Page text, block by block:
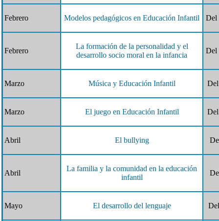
Febrero Modelos pedagógicos en Educación Infantil Del
Febrero
La formación de la personalidad y el
desarrollo socio moral en la infancia
Del
Marzo Música y Educación Infantil
Marzo El juego en Educación Infantil
Abril El bullying
Abril
La familia y la comunidad en la educación
infantil
Mayo El desarrollo del lenguaje